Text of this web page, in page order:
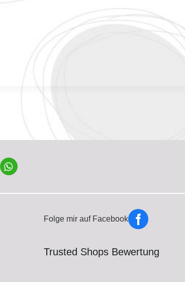
Folge mir auf Facebook
Trusted Shops Bewertung